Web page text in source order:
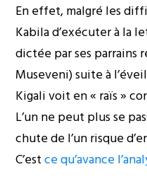
En effet, malgré les
Kabila d’exécuter à la
dictée par ses parrains
Museveni) suite à
Kigali voit en « raïs »
L’un ne peut plus se
chute de l’un risque
C’estce qu’avance